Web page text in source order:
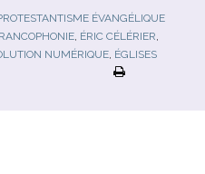
ÉVANGÉLIQUE
, ÉRIC CÉLÉRIER
NUMÉRIQUE, ÉGLISES